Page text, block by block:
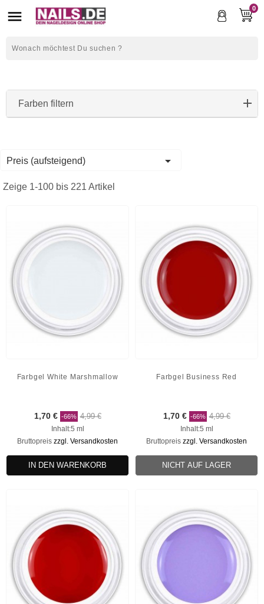
 0
Preis (aufsteigend) 
Zeige 1-100 bis 221 Artikel
Farbgel White Marshmallow
1,70 € -66% 4,99 €
Inhalt:5 ml
Bruttopreis zzgl. Versandkosten
IN DEN WARENKORB
Farbgel Business Red
1,70 € -66% 4,99 €
Inhalt:5 ml
Bruttopreis zzgl. Versandkosten
NICHT AUF LAGER
Farben filtern